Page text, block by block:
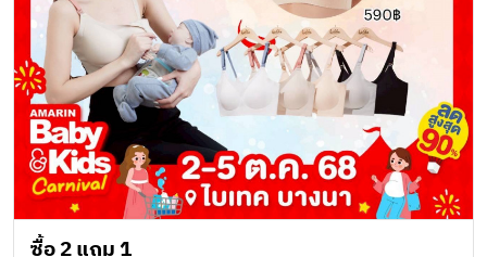
ซื้อ 2 แถม 1